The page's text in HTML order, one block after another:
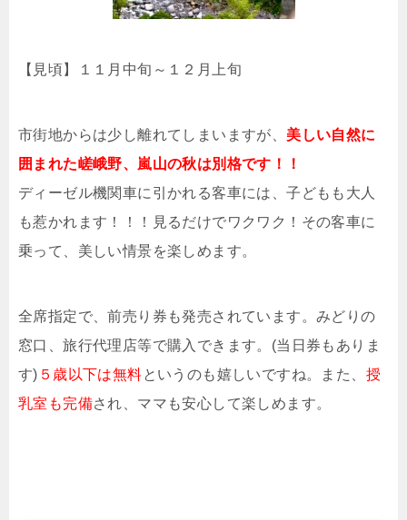
【見頃】１１月中旬～１２月上旬
市街地からは少し離れてしまいますが、 美しい自然に
囲まれた嵯峨野、嵐山の秋は別格です！！
ディーゼル機関車に引かれる客車には、子どもも大人
も惹かれます！！！見るだけでワクワク！その客車に
乗って、美しい情景を楽しめます。
全席指定で、前売り券も発売されています。みどりの
窓口、旅行代理店等で購入できます。(当日券もありま
す) ５歳以下は無料というのも嬉しいですね。また、 授
乳室も完備され、ママも安心して楽しめます。